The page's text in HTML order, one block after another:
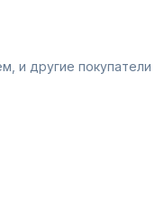
и другие покупатели